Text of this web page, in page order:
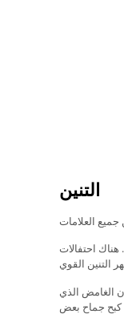
التنين
هناك احتفالات
الغامض الذي
كبح جماح بعض